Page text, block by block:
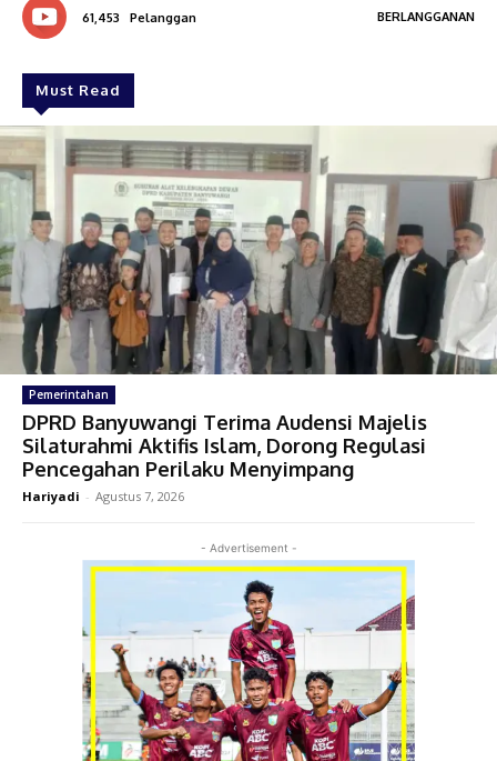
61,453 Pelanggan BERLANGGANAN
Must Read
Pemerintahan
DPRD Banyuwangi Terima Audensi Majelis
Silaturahmi Aktifis Islam, Dorong Regulasi
Pencegahan Perilaku Menyimpang
Hariyadi - Agustus 7, 2026
- Advertisement -